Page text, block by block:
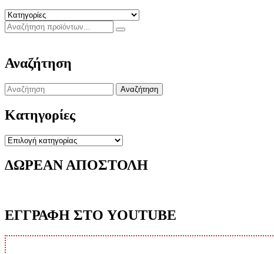
Αναζήτηση
Search
for:
Κατηγορίες
Κατηγορίες
ΔΩΡΕΑΝ ΑΠΟΣΤΟΛΗ
ΕΓΓΡΑΦΗ ΣΤΟ YOUTUBE